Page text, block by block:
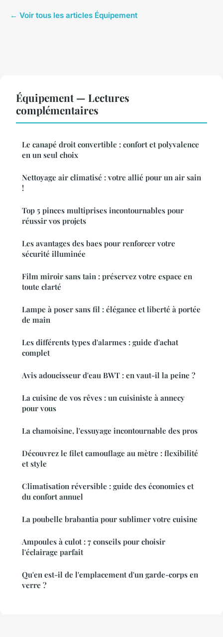
← Voir tous les articles Équipement
Équipement — Lectures
complémentaires
Le canapé droit convertible : confort et polyvalence
en un seul choix
Nettoyage air climatisé : votre allié pour un air sain
!
Top 5 pinces multiprises incontournables pour
réussir vos projets
Les avantages des baes pour renforcer votre
sécurité illuminée
Film miroir sans tain : préservez votre espace en
toute clarté
Lampe à poser sans fil : élégance et liberté à portée
de main
Les différents types d'alarmes : guide d'achat
complet
Avis adoucisseur d'eau BWT : en vaut-il la peine ?
La cuisine de vos rêves : un cuisiniste à annecy
pour vous
La chamoisine, l'essuyage incontournable des pros
Découvrez le filet camouflage au mètre : flexibilité
et style
Climatisation réversible : guide des économies et
du confort annuel
La poubelle brabantia pour sublimer votre cuisine
Ampoules à culot : 7 conseils pour choisir
l'éclairage parfait
Qu'en est-il de l'emplacement d'un garde-corps en
verre ?